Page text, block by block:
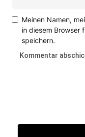
Meinen Namen,
in diesem Browser
speichern.